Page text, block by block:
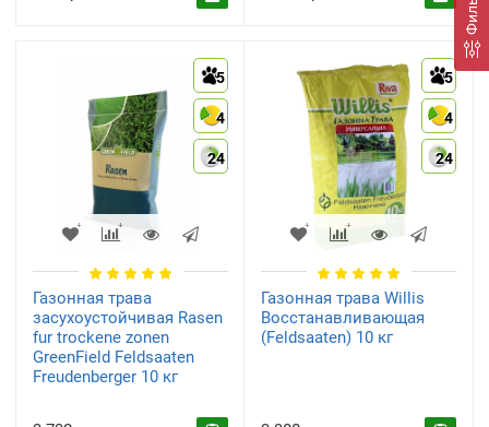
5
4
24
Газонная трава
засухоустойчивая Rasen
fur trockene zonen
GreenField Feldsaaten
Freudenberger 10 кг
5
4
24
Газонная трава Willis
Восстанавливающая
(Feldsaaten) 10 кг